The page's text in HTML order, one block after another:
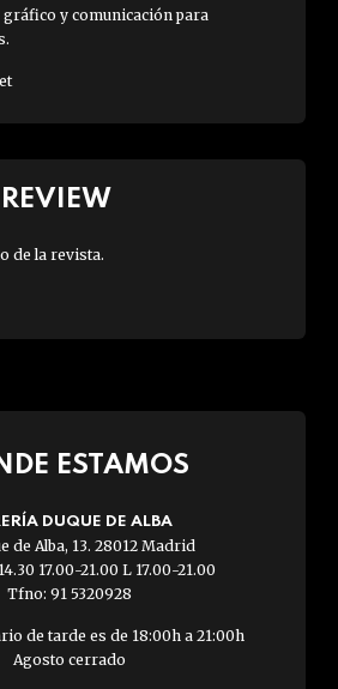
y comunicación para
de la revista.
ESTAMOS
DUQUE DE ALBA
de Alba, 13. 28012 Madrid
17.00-21.00 L 17.00-21.00
Tfno: 91 5320928
de tarde es de 18:00h a 21:00h
Agosto cerrado